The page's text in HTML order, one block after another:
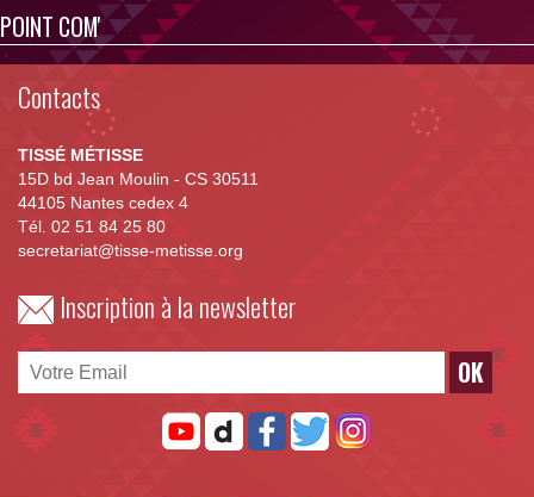
POINT COM'
Contacts
TISSÉ MÉTISSE
15D bd Jean Moulin - CS 30511
44105 Nantes cedex 4
Tél. 02 51 84 25 80
secretariat@tisse-metisse.org
Inscription à la newsletter
OK